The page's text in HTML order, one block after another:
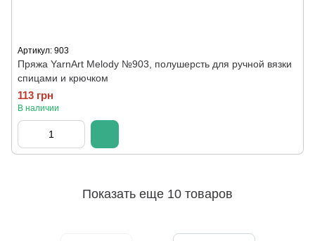
Артикул: 903
Пряжа YarnArt Melody №903, полушерсть для ручной вязки
спицами и крючком
113 грн
В наличии
Показать еще 10 товаров